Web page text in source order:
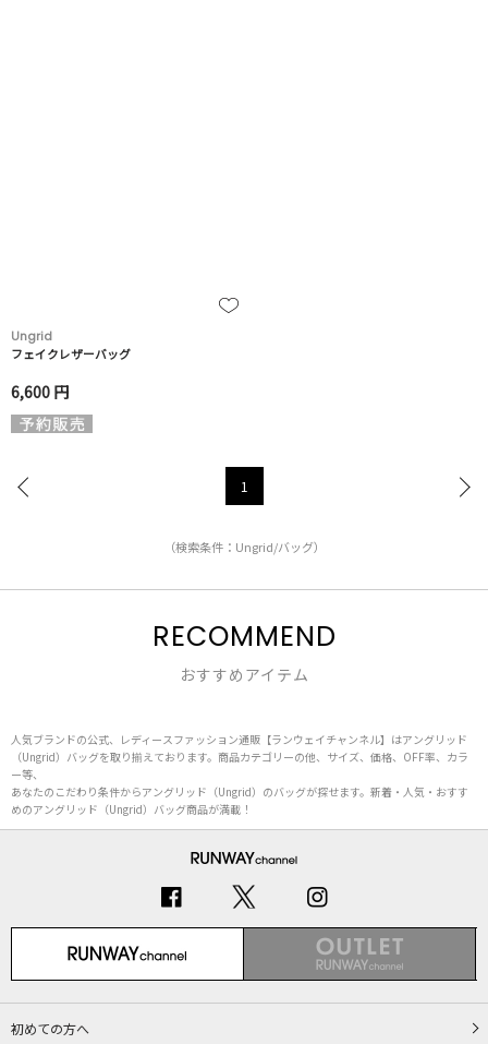
Ungrid
フェイクレザーバッグ
6,600 円
1
（検索条件：Ungrid/バッグ）
RECOMMEND
おすすめアイテム
人気ブランドの公式、レディースファッション通販【ランウェイチャンネル】はアングリッド
（Ungrid）バッグを取り揃えております。商品カテゴリーの他、サイズ、価格、OFF率、カラ
ー等、
あなたのこだわり条件からアングリッド（Ungrid）のバッグが探せます。新着・人気・おすす
めのアングリッド（Ungrid）バッグ商品が満載！
初めての方へ